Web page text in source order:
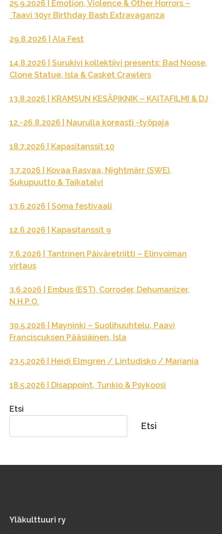
25.9.2026 | Emotion, Violence & Other Horrors –
Taavi 30yr Birthday Bash Extravaganza
29.8.2026 | Ala Fest
14.8.2026 | Surukivi kollektiivi presents: Bad Noose,
Clone Statue, Isla & Casket Crawlers
13.8.2026 | KRAMSUN KESÄPIKNIK – KAITAFILMI & DJ
12.-26.8.2026 | Naurulla koreasti -työpaja
18.7.2026 | Kapasitanssit 10
3.7.2026 | Kovaa Rasvaa, Nightmärr (SWE),
Sukupuutto & Taikatalvi
13.6.2026 | Sóma festivaali
12.6.2026 | Kapasitanssit 9
7.6.2026 | Tantrinen Päiväretriitti – Elinvoiman
virtaus
3.6.2026 | Embus (EST), Corroder, Dehumanizer,
N.H.P.O.
30.5.2026 | Mayninki – Suolihuuhtelu, Paavi
Franciscuksen Pääsiäinen, Isla
23.5.2026 | Heidi Elmgren / Lintudisko / Mariania
18.5.2026 | Disappoint, Tunkio & Psykoosi
Etsi
Etsi
Yläkulttuuri ry